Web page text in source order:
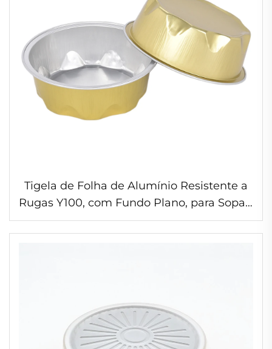
Tigela de Folha de Alumínio Resistente a
Rugas Y100, com Fundo Plano, para Sopas,
à Prova de Vazamento, ideal para
Restaurantes, Entregas e Retiradas